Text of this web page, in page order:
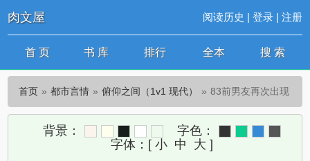
肉文屋 阅读历史 | 登录| 注册
首 页 书 库 排行 全本 搜 索
首页 都市言情 俯仰之间（1v1 现代） 83前男友再次出现
背景：
字色：
字体： [ 小 中 大 ]